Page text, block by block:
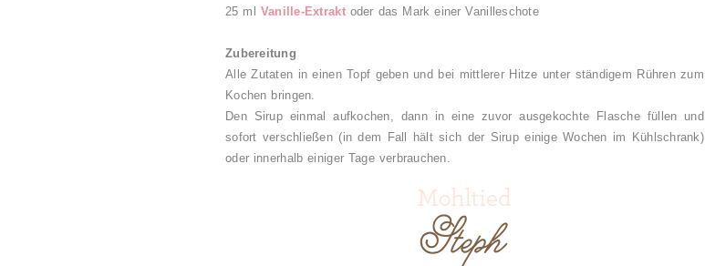
25 ml Vanille-Extraktoder das Mark einer Vanilleschote
Zubereitung
Alle Zutaten in einen Topf geben und bei mittlerer Hitze unter ständigem Rühren zum
Kochen bringen.
Den Sirup einmal aufkochen, dann in eine zuvor ausgekochte Flasche füllen und
sofort verschließen (in dem Fall hält sich der Sirup einige Wochen im Kühlschrank)
oder innerhalb einiger Tage verbrauchen.